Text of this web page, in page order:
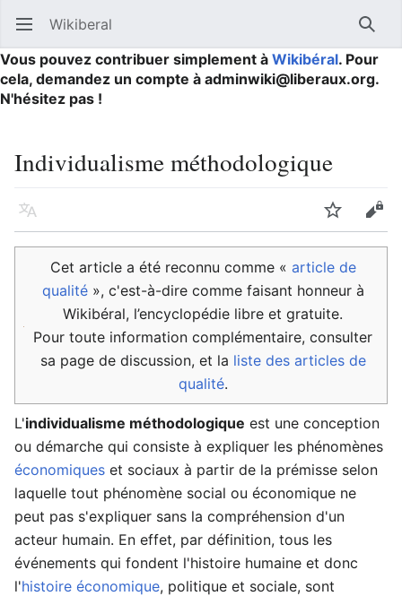
Ouvrir le menu principal Wikiberal
Vous pouvez contribuer simplement à Wikibéral. Pour
cela, demandez un compte à adminwiki@liberaux.org.
N'hésitez pas !
Individualisme méthodologique
Langue Suivre
Cet article a été reconnu comme « article de
qualité», c'est-à-dire comme faisant honneur à
Wikibéral, l’encyclopédie libre et gratuite.
Pour toute information complémentaire, consulter
sa page de discussion, et la liste des articles de
qualité.
L'individualisme méthodologique est une conception
ou démarche qui consiste à expliquer les phénomènes
économiques et sociaux à partir de la prémisse selon
laquelle tout phénomène social ou économique ne
peut pas s'expliquer sans la compréhension d'un
acteur humain. En effet, par définition, tous les
événements qui fondent l'histoire humaine et donc
l'histoire économique, politique et sociale, sont